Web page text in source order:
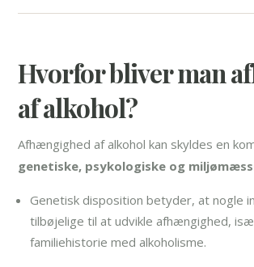
Hvorfor bliver man
af alkohol?
Afhængighed af alkohol kan skyldes en
genetiske, psykologiske og
Genetisk disposition betyder, at nogle
tilbøjelige til at udvikle afhængighed,
familiehistorie med alkoholisme.